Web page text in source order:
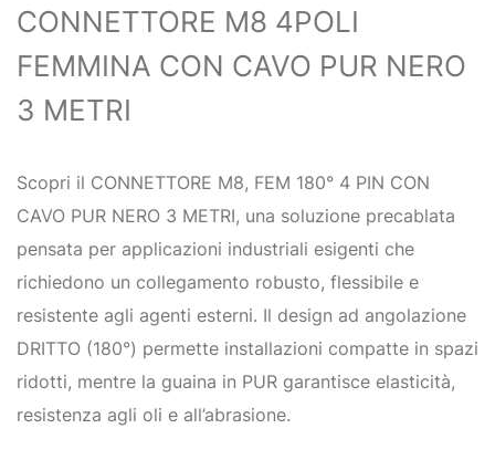
CONNETTORE M8 4POLI
FEMMINA CON CAVO PUR NERO
3 METRI
Scopri il CONNETTORE M8, FEM 180° 4 PIN CON
CAVO PUR NERO 3 METRI, una soluzione precablata
pensata per applicazioni industriali esigenti che
richiedono un collegamento robusto, flessibile e
resistente agli agenti esterni. Il design ad angolazione
DRITTO (180°) permette installazioni compatte in spazi
ridotti, mentre la guaina in PUR garantisce elasticità,
resistenza agli oli e all’abrasione.